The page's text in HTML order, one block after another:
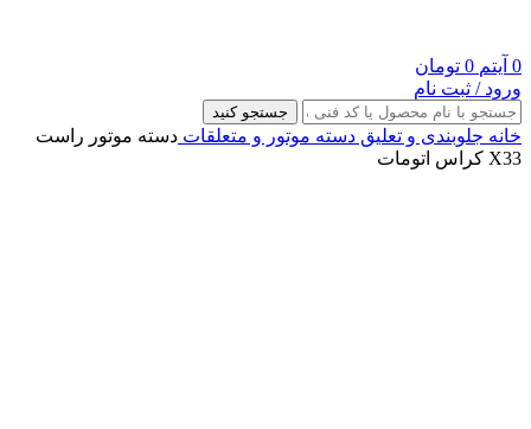
0 آیتم 0 تومان
ورود / ثبت نام
جستجو کنید
خانه جلوبندی و تعلیق دسته موتور و متعلقات دسته موتور راست
X33 کراس اتومات